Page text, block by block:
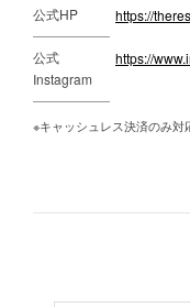
公式HP https://
公式
Instagram
https://
※キャッシュレス決済のみ対